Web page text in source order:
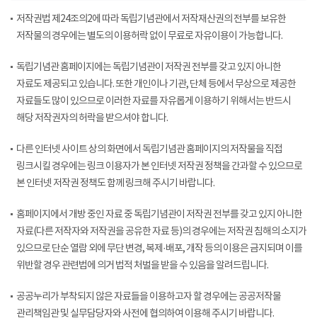
저작권법 제24조의2에 따라 독립기념관에서 저작재산권의 전부를 보유한
저작물의 경우에는 별도의 이용허락 없이 무료로 자유이용이 가능합니다.
독립기념관 홈페이지에는 독립기념관이 저작권 전부를 갖고 있지 아니한
자료도 제공되고 있습니다. 또한 개인이나 기관, 단체 등에서 무상으로 제공한
자료들도 많이 있으므로 이러한 자료를 자유롭게 이용하기 위해서는 반드시
해당 저작권자의 허락을 받으셔야 합니다.
다른 인터넷 사이트 상의 화면에서 독립기념관 홈페이지의 저작물을 직접
링크시킬 경우에는 링크 이용자가 본 인터넷 저작권 정책을 간과할 수 있으므로
본 인터넷 저작권 정책도 함께 링크해 주시기 바랍니다.
홈페이지에서 개방 중인 자료 중 독립기념관이 저작권 전부를 갖고 있지 아니한
자료(다른 저작자와 저작권을 공유한 자료 등)의 경우에는 저작권 침해의 소지가
있으므로 단순 열람 외에 무단 변경, 복제·배포, 개작 등의 이용은 금지되며 이를
위반할 경우 관련법에 의거 법적 처벌을 받을 수 있음을 알려드립니다.
공공누리가 부착되지 않은 자료들을 이용하고자 할 경우에는 공공저작물
관리책임관 및 실무담당자와 사전에 협의하여 이용해 주시기 바랍니다.